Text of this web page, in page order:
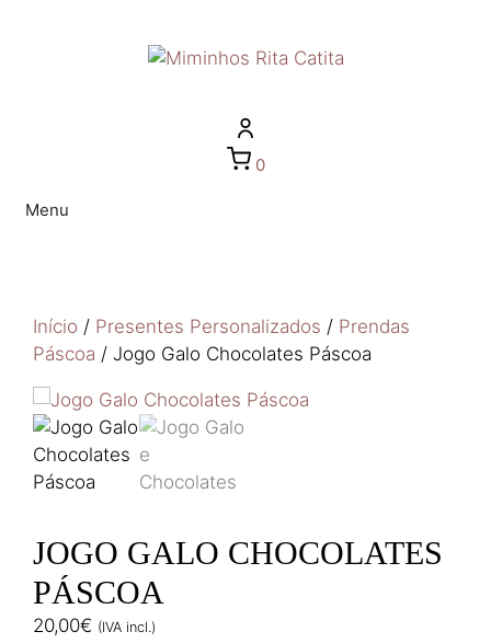
0
Menu
Início / Presentes Personalizados / Prendas
Páscoa / Jogo Galo Chocolates Páscoa
JOGO GALO CHOCOLATES
PÁSCOA
20,00€ (IVA incl.)